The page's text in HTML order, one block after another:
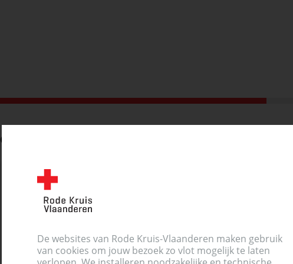
Gekozen tijdslot
Maandag 01 juni 2026 17:15
Zele
Lokerenbaan 43, 9240 Zele
De websites van Rode Kruis-Vlaanderen maken gebruik
van cookies om jouw bezoek zo vlot mogelijk te laten